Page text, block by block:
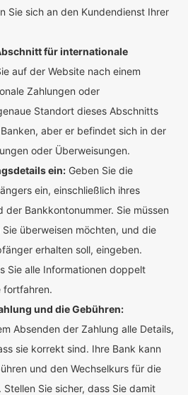
Sie sich an den Kundendienst Ihrer
für internationale
auf der Website nach einem
Zahlungen oder
Standort dieses Abschnitts
aber er befindet sich in der
oder Überweisungen.
ein: Geben Sie die
ein, einschließlich ihres
der Bankkontonummer. Sie müssen
überweisen möchten, und die
erhalten soll, eingeben.
Sie alle Informationen doppelt
fortfahren.
und die Gebühren:
Absenden der Zahlung alle Details,
sie korrekt sind. Ihre Bank kann
und den Wechselkurs für die
Sie sicher, dass Sie damit